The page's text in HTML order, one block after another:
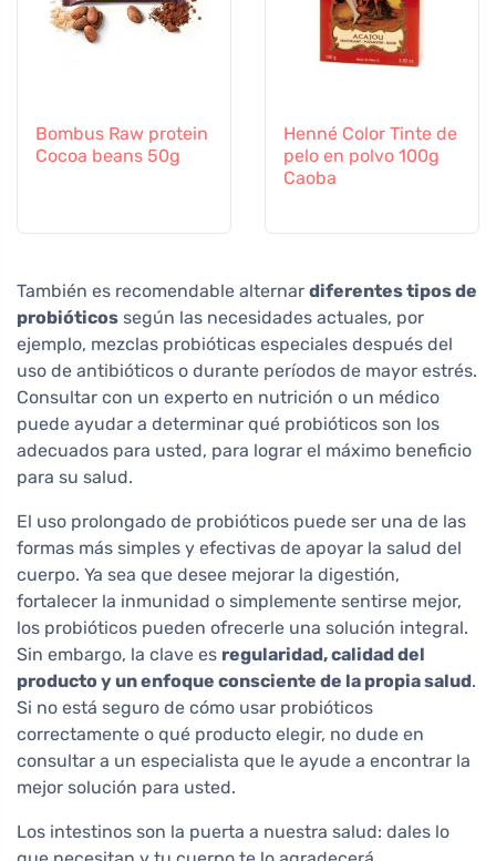
Bombus Raw protein
Cocoa beans 50g
Henné Color Tinte de
pelo en polvo 100g
Caoba
También es recomendable alternar diferentes tipos de
probióticos según las necesidades actuales, por
ejemplo, mezclas probióticas especiales después del
uso de antibióticos o durante períodos de mayor estrés.
Consultar con un experto en nutrición o un médico
puede ayudar a determinar qué probióticos son los
adecuados para usted, para lograr el máximo beneficio
para su salud.
El uso prolongado de probióticos puede ser una de las
formas más simples y efectivas de apoyar la salud del
cuerpo. Ya sea que desee mejorar la digestión,
fortalecer la inmunidad o simplemente sentirse mejor,
los probióticos pueden ofrecerle una solución integral.
Sin embargo, la clave es regularidad, calidad del
producto y un enfoque consciente de la propia salud.
Si no está seguro de cómo usar probióticos
correctamente o qué producto elegir, no dude en
consultar a un especialista que le ayude a encontrar la
mejor solución para usted.
Los intestinos son la puerta a nuestra salud: dales lo